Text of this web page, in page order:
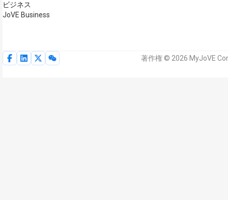
ビジネス
JoVE Business
著作権 © 2026 MyJoVE